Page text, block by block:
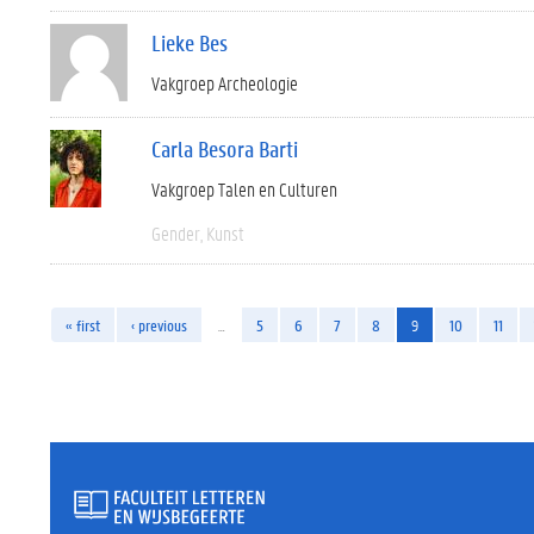
Lieke Bes
Vakgroep Archeologie
Carla Besora Barti
Vakgroep Talen en Culturen
Gender Kunst
« first ‹ previous 5 6 7 8 9 10 11